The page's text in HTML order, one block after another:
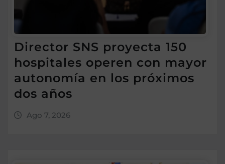
Director SNS proyecta 150
hospitales operen con mayor
autonomía en los próximos
dos años
Ago 7, 2026